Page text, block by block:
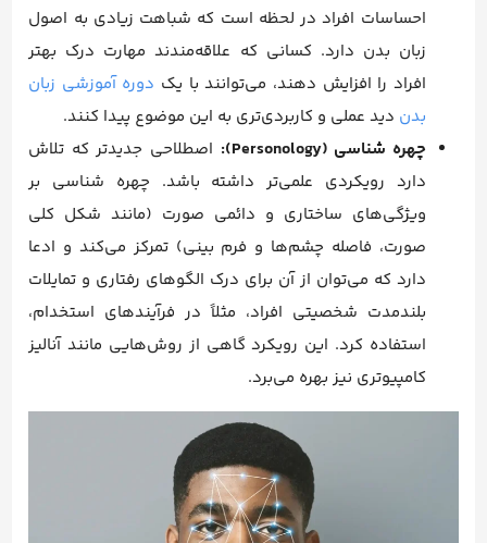
احساسات افراد در لحظه است که شباهت زیادی به اصول
زبان بدن دارد. کسانی که علاقه‌مندند مهارت درک بهتر
افراد را افزایش دهند، می‌توانند با یک دوره آموزشی زبان
بدن دید عملی و کاربردی‌تری به این موضوع پیدا کنند.
چهره شناسی (Personology):
اصطلاحی جدیدتر که تلاش
دارد رویکردی علمی‌تر داشته باشد. چهره شناسی بر
ویژگی‌های ساختاری و دائمی صورت (مانند شکل کلی
صورت، فاصله چشم‌ها و فرم بینی) تمرکز می‌کند و ادعا
دارد که می‌توان از آن برای درک الگوهای رفتاری و تمایلات
بلندمدت شخصیتی افراد، مثلاً در فرآیندهای استخدام،
استفاده کرد. این رویکرد گاهی از روش‌هایی مانند آنالیز
کامپیوتری نیز بهره می‌برد.